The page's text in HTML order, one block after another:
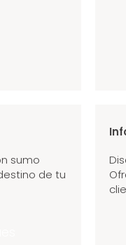
sumo
de tu